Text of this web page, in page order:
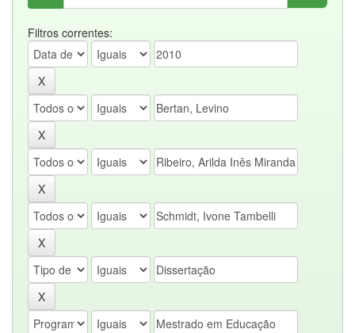
Filtros correntes: